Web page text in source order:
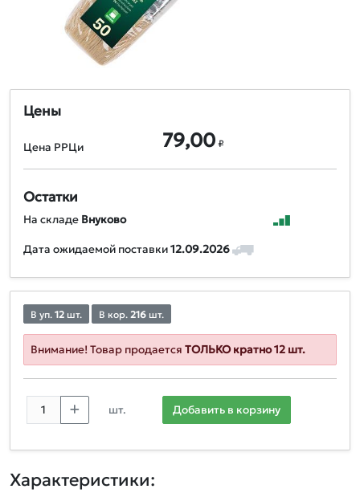
Цены
Цена РРЦи 79,00 ₽
Остатки
На складе Внуково
Дата ожидаемой поставки12.09.2026
В уп. 12 шт. В кор. 216 шт.
Внимание! Товар продается ТОЛЬКО кратно 12 шт.
шт. Добавить в корзину
Характеристики: